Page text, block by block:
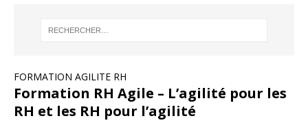
FORMATION AGILITE RH
Formation RH Agile – L’agilité pour les
RH et les RH pour l’agilité